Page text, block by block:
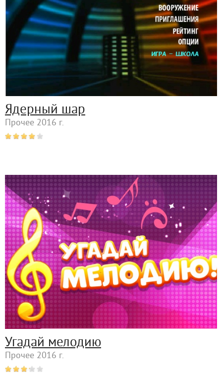
Ядерный шар
Прочее 2016 г.
Угадай мелодию
Прочее 2016 г.